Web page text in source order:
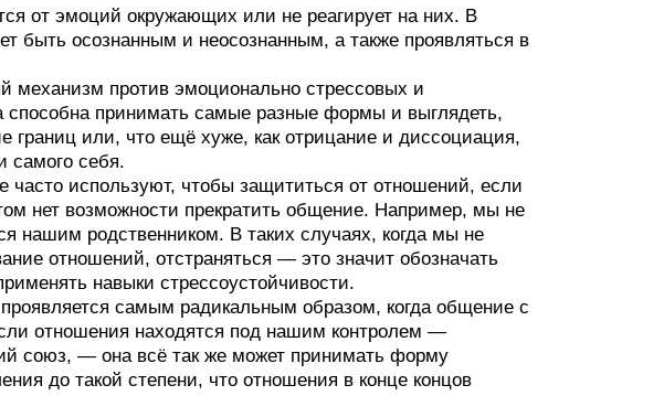
от эмоций окружающих или не реагирует на них. В
быть осознанным и неосознанным, а также проявляться в
механизм против эмоционально стрессовых и
принимать самые разные формы и выглядеть,
границ или, что ещё хуже, как отрицание и диссоциация,
самого себя.
часто используют, чтобы защититься от отношений, если
нет возможности прекратить общение. Например, мы не
нашим родственником. В таких случаях, когда мы не
отношений, отстраняться — это значит обозначать
навыки стрессоустойчивости.
самым радикальным образом, когда общение с
отношения находятся под нашим контролем —
союз, — она всё так же может принимать форму
до такой степени, что отношения в конце концов